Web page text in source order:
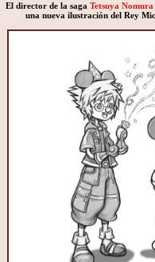
El director de la saga Tetsuya Nomura
una nueva ilustración del Rey